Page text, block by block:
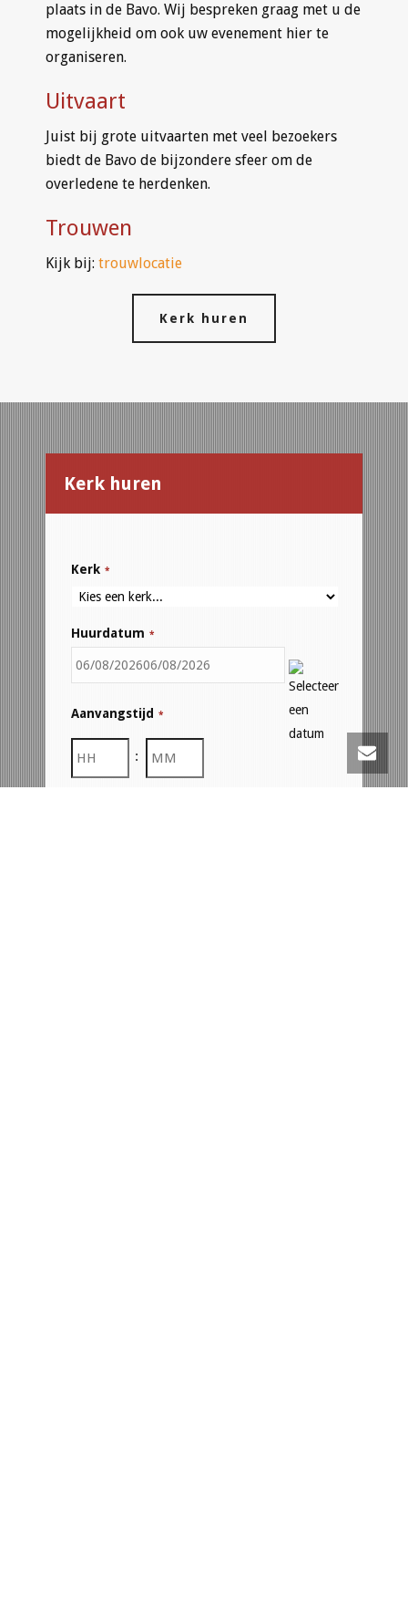
plaats in de Bavo. Wij bespreken graag met u de
mogelijkheid om ook uw evenement hier te
organiseren.
Uitvaart
Juist bij grote uitvaarten met veel bezoekers
biedt de Bavo de bijzondere sfeer om de
overledene te herdenken.
Trouwen
Kijk bij: trouwlocatie
Kerk huren
Kerk huren
Kerk *
Huurdatum *
slash
Aanvangstijd *
: